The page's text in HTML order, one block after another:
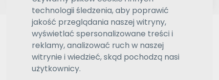
technologii śledzenia, aby poprawić
jakość przeglądania naszej witryny,
wyświetlać spersonalizowane treści i
reklamy, analizować ruch w naszej
witrynie i wiedzieć, skąd pochodzą nasi
użytkownicy.
Wyszukiwanie zaawansowane
Reklama
ZAMÓW REKLAMĘ W TYM MIEJSCU